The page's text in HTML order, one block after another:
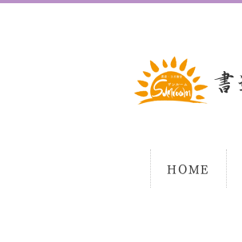
HOME